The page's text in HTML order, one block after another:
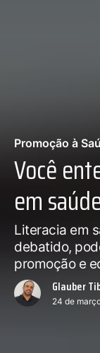
Promoção à
Você
em
Literacia em
debatido,
promoção e
Glauber
24 de